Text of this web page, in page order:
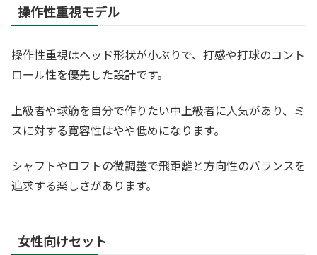
操作性重視モデル
操作性重視はヘッド形状が小ぶりで、打感や打球のコント
ロール性を優先した設計です。
上級者や球筋を自分で作りたい中上級者に人気があり、ミ
スに対する寛容性はやや低めになります。
シャフトやロフトの微調整で飛距離と方向性のバランスを
追求する楽しさがあります。
女性向けセット